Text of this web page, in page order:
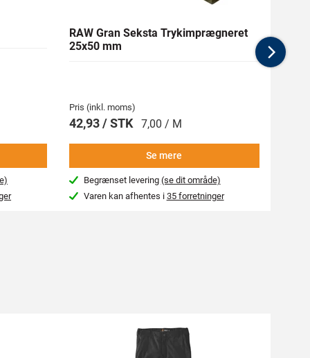
RAW Gran Seksta Trykimprægneret
25x50 mm
Pris (inkl. moms)
42,93 / STK 7,00 / M
Se mere
Begrænset levering (se dit område)
Varen kan afhentes i 35 forretninger